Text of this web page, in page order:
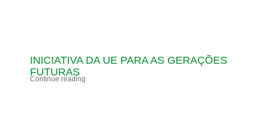
INICIATIVA DA UE PARA AS GERAÇÕES
FUTURAS
Continue reading